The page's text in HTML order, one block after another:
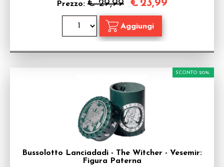
Prezzo: € 29,99 € 23,99
Bussolotto Lanciadadi - The Witcher - Vesemir:
Figura Paterna
SCONTO 20%